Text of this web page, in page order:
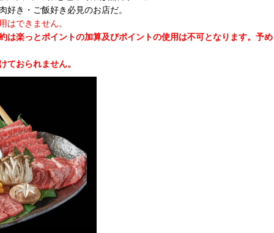
好き・ご飯好き必見のお店だ。
できません。
は楽っとポイントの加算及びポイントの使用は不可となります。 予め
おられません。